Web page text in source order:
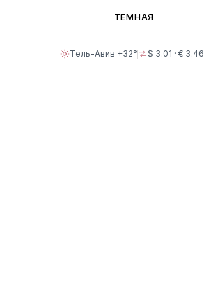
Тель-Авив +32° $ 3.01 · € 3.46
ТЕМНАЯ